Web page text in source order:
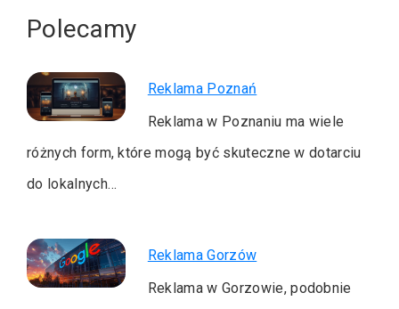
Polecamy
Reklama Poznań
Reklama w Poznaniu ma wiele
różnych form, które mogą być skuteczne w dotarciu
do lokalnych…
Reklama Gorzów
Reklama w Gorzowie, podobnie